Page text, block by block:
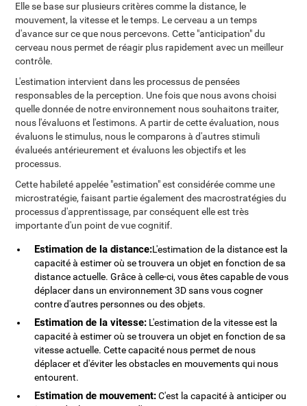
Elle se base sur plusieurs critères comme la distance, le
mouvement, la vitesse et le temps. Le cerveau a un temps
d'avance sur ce que nous percevons. Cette "anticipation" du
cerveau nous permet de réagir plus rapidement avec un meilleur
contrôle.
L'estimation intervient dans les processus de pensées
responsables de la perception. Une fois que nous avons choisi
quelle donnée de notre environnement nous souhaitons traiter,
nous l'évaluons et l'estimons. A partir de cette évaluation, nous
évaluons le stimulus, nous le comparons à d'autres stimuli
évalueés antérieurement et évaluons les objectifs et les
processus.
Cette habileté appelée "estimation" est considérée comme une
microstratégie, faisant partie également des macrostratégies du
processus d'apprentissage, par conséquent elle est très
importante d'un point de vue cognitif.
Estimation de la distance:L'estimation de la distance est la
capacité à estimer où se trouvera un objet en fonction de sa
distance actuelle. Grâce à celle-ci, vous êtes capable de vous
déplacer dans un environnement 3D sans vous cogner
contre d'autres personnes ou des objets.
Estimation de la vitesse: L'estimation de la vitesse est la
capacité à estimer où se trouvera un objet en fonction de sa
vitesse actuelle. Cette capacité nous permet de nous
déplacer et d'éviter les obstacles en mouvements qui nous
entourent.
Estimation de mouvement:C'est la capacité à anticiper ou